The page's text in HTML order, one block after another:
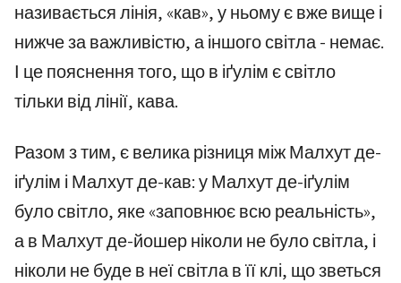
називається лінія, «кав», у ньому є вже вище і
нижче за важливістю, а іншого світла - немає.
І це пояснення того, що в іґулім є світло
тільки від лінії, кава.
Разом з тим, є велика різниця між Малхут де-
іґулім і Малхут де-кав: у Малхут де-іґулім
було світло, яке «заповнює всю реальність»,
а в Малхут де-йошер ніколи не було світла, і
ніколи не буде в неї світла в її клі, що зветься